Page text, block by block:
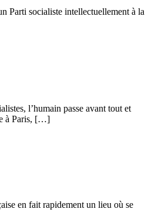
Parti socialiste intellectuellement à la
l’humain passe avant tout et
à Paris, […]
en fait rapidement un lieu où se